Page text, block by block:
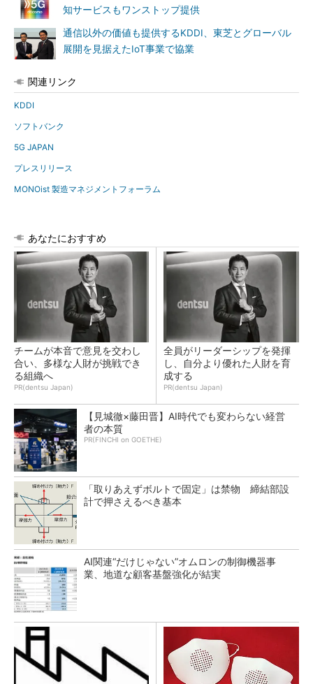
知サービスもワンストップ提供
通信以外の価値も提供するKDDI、東芝とグローバル
展開を見据えたIoT事業で協業
関連リンク
KDDI
ソフトバンク
5G JAPAN
プレスリリース
MONOist 製造マネジメントフォーラム
あなたにおすすめ
チームが本音で意見を交わし
合い、多様な人財が挑戦でき
る組織へ
PR(dentsu Japan)
全員がリーダーシップを発揮
し、自分より優れた人財を育
成する
PR(dentsu Japan)
【見城徹×藤田晋】AI時代でも変わらない経営
者の本質
PR(FINCHI on GOETHE)
「取りあえずボルトで固定」は禁物 締結部設
計で押さえるべき基本
AI関連“だけじゃない”オムロンの制御機器事
業、地道な顧客基盤強化が結実